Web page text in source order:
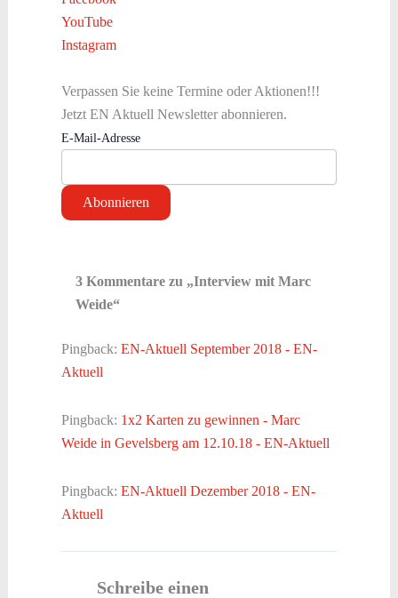
YouTube
Instagram
Verpassen Sie keine Termine oder Aktionen!!!
Jetzt EN Aktuell Newsletter abonnieren.
E-Mail-Adresse
3 Kommentare zu „Interview mit Marc
Weide“
Pingback: EN-Aktuell September 2018 - EN-
Aktuell
Pingback: 1x2 Karten zu gewinnen - Marc
Weide in Gevelsberg am 12.10.18 - EN-Aktuell
Pingback: EN-Aktuell Dezember 2018 - EN-
Aktuell
Schreibe einen